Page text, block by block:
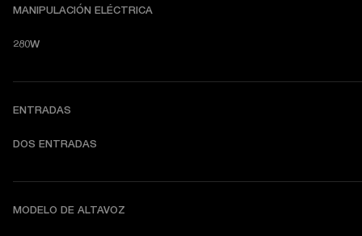
MANIPULACIÓN ELÉCTRICA
280W
ENTRADAS
DOS ENTRADAS
MODELO DE ALTAVOZ